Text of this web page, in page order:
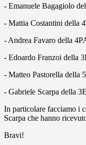
- Emanuele Bagagiolo
- Mattia Costantini della
- Andrea Favaro della
- Edoardo Franzoi della
- Matteo Pastorella della
- Gabriele Scarpa della
In particolare facciamo i
Scarpa che hanno
Bravi!